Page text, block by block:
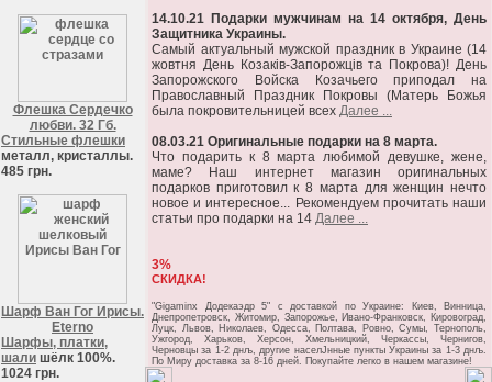
Флешка Сердечко
любви. 32 Гб.
Стильные флешки
металл, кристаллы.
485 грн.
Шарф Ван Гог Ирисы.
Eterno
Шарфы, платки,
шали шёлк 100%.
1024 грн.
14.10.21 Подарки мужчинам на 14 октября, День
Защитника Украины.
Самый актуальный мужской праздник в Украине (14
жовтня День Козаків-Запорожців та Покрова)! День
Запорожского Войска Козачьего приподал на
Православный Праздник Покровы (Матерь Божья
была покровительницей всех Далее ...
08.03.21 Оригинальные подарки на 8 марта.
Что подарить к 8 марта любимой девушке, жене,
маме? Наш интернет магазин оригинальных
подарков приготовил к 8 марта для женщин нечто
новое и интересное... Рекомендуем прочитать наши
статьи про подарки на 14 Далее ...
3%
СКИДКА!
"Gigaminx Додекаэдр 5" c доставкой по Украине: Киев, Винница,
Днепропетровск, Житомир, Запорожье, Ивано-Франковск, Кировоград,
Луцк, Львов, Николаев, Одесса, Полтава, Ровно, Сумы, Тернополь,
Ужгород, Харьков, Херсон, Хмельницкий, Черкассы, Чернигов,
Черновцы за 1-2 днљ, другие населЈнные пункты Украины за 1-3 днљ.
По Миру доставка за 8-16 дней. Покупайте легко в нашем магазине!